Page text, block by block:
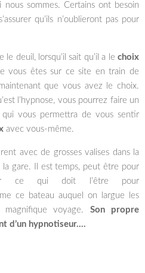
sommes. Certains ont besoin
qu’ils n’oublieront pas pour
deuil, lorsqu’il sait qu’il a le choix
vous êtes sur ce site en train de
que vous avez le choix.
l’hypnose, vous pourrez faire un
qui vous permettra de vous sentir
avec vous-même.
avec de grosses valises dans la
gare. Il est temps, peut être pour
ce qui doit l’être pour
ce bateau auquel on largue les
voyage. Son propre
d’un hypnotiseur….